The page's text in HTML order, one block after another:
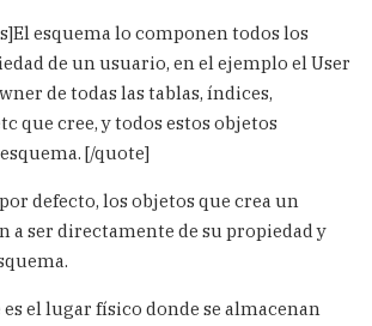
esquema lo componen todos los
de un usuario, en el ejemplo el User
de todas las tablas, índices,
que cree, y todos estos objetos
[/quote]
defecto, los objetos que crea un
a ser directamente de su propiedad y
es el lugar físico donde se almacenan